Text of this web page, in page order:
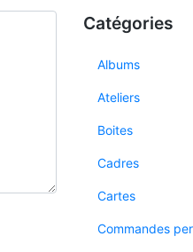
Catégories
Albums
Ateliers
Boites
Cadres
Cartes
Commandes